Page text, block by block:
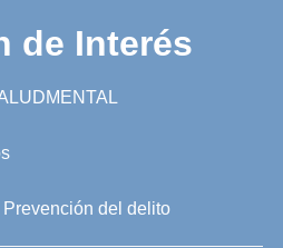
de Interés
del delito